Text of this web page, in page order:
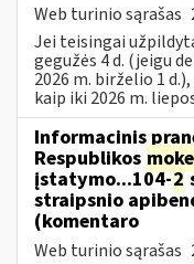
Web turinio sąrašas
Jei teisingai
gegužės 4 d. (jeigu
2026 m. birželio 1
kaip iki 2026 m.
Informacinis
Respublikos
įstatymo...104-2
straipsnio
(komentaro
Web turinio sąrašas